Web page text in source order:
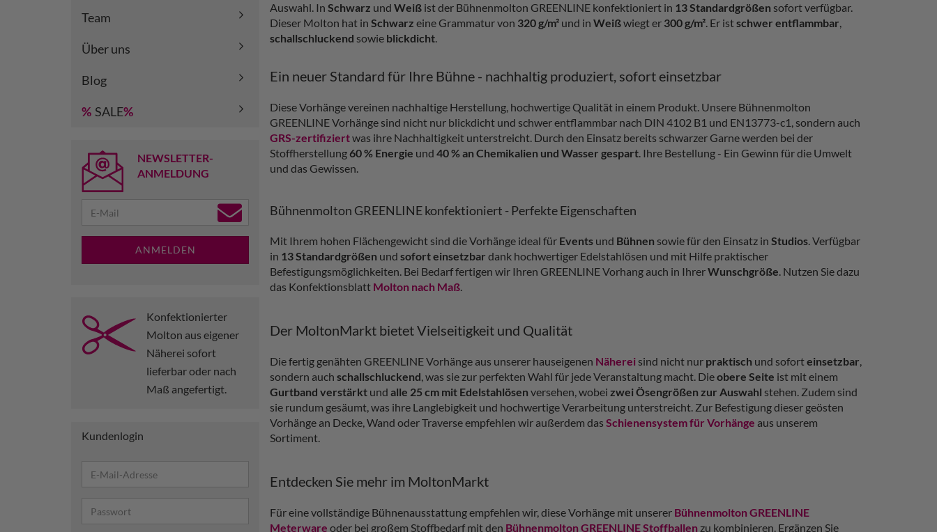
Auswahl. In Schwarz und Weiß ist der Bühnenmolton GREENLINE konfektioniert in 13 Standardgrößen sofort verfügbar.
Dieser Molton hat in Schwarz eine Grammatur von 320 g/m² und in Weißwiegt er 300 g/m². Er istschwer entflammbar,
schallschluckend sowie blickdicht.
Ein neuer Standard für Ihre Bühne - nachhaltig produziert, sofort einsetzbar
Diese Vorhänge vereinen nachhaltige Herstellung, hochwertige Qualität in einem Produkt. Unsere Bühnenmolton
GREENLINE Vorhänge sind nicht nur blickdicht und schwer entflammbar nach DIN 4102 B1 und EN13773-c1, sondern auch
GRS-zertifiziertwas ihre Nachhaltigkeit unterstreicht. Durch den Einsatz bereits schwarzer Garne werden bei der
Stoffherstellung60 % Energie und 40 % an Chemikalien und Wasser gespart. Ihre Bestellung - Ein Gewinn für die Umwelt
und das Gewissen.
Bühnenmolton GREENLINE konfektioniert - Perfekte Eigenschaften
Mit Ihrem hohen Flächengewicht sind die Vorhänge ideal für Events und Bühnen sowie für den Einsatz in Studios. Verfügbar
in 13 Standardgrößen und sofort einsetzbar dank hochwertiger Edelstahlösen und mit Hilfe praktischer
Befestigungsmöglichkeiten. Bei Bedarf fertigen wir Ihren GREENLINE Vorhang auch in IhrerWunschgröße. Nutzen Sie dazu
das Konfektionsblatt Molton nach Maß.
Der MoltonMarkt bietet Vielseitigkeit und Qualität
Die fertig genähten GREENLINE Vorhänge aus unserer hauseigenen Näherei sind nicht nur praktisch und soforteinsetzbar,
sondern auch schallschluckend, was sie zur perfekten Wahl für jede Veranstaltung macht. Dieobere Seite ist mit einem
Gurtband verstärkt und alle 25 cm mit Edelstahlösen versehen, wobei zwei Ösengrößen zur Auswahl stehen. Zudem sind
sie rundum gesäumt, was ihre Langlebigkeit und hochwertige Verarbeitung unterstreicht. Zur Befestigung dieser geösten
Vorhänge an Decke, Wand oder Traverse empfehlen wir außerdem das Schienensystem für Vorhänge aus unserem
Sortiment.
Entdecken Sie mehr im MoltonMarkt
Für eine vollständige Bühnenausstattung empfehlen wir, diese Vorhänge mit unserer Bühnenmolton GREENLINE
Meterware oder bei großem Stoffbedarf mit den Bühnenmolton GREENLINE Stoffballen zu kombinieren. Ergänzen Sie
Team
Über uns
Blog
% SALE%
NEWSLETTER-
ANMELDUNG
ANMELDEN
Konfektionierter
Molton aus eigener
Näherei sofort
lieferbar oder nach
Maß angefertigt.
Kundenlogin